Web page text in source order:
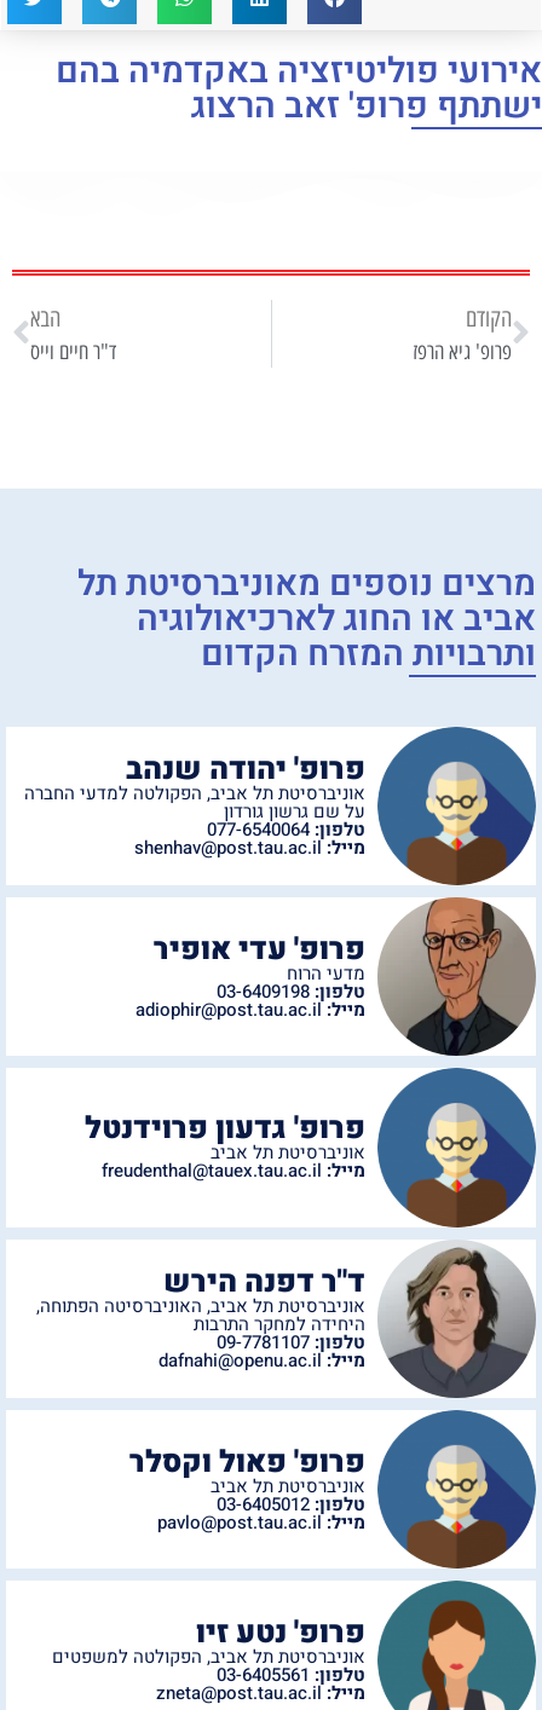
אירועי פוליטיזציה באקדמיה בהם
ישתתף פרופ' זאב הרצוג
הקודם
פרופ' גיא הרפז
הבא
ד"ר חיים וייס
מרצים נוספים מאוניברסיטת תל
אביבאו החוג לארכיאולוגיה
ותרבויות המזרח הקדום
פרופ' יהודה שנהב
אוניברסיטת תל אביב, הפקולטה למדעי החברה
על שם גרשון גורדון
טלפון: 077-6540064
מייל:shenhav@post.tau.ac.il
פרופ' עדי אופיר
מדעי הרוח
טלפון: 03-6409198
מייל:adiophir@post.tau.ac.il
פרופ' גדעון פרוידנטל
אוניברסיטת תל אביב
מייל: freudenthal@tauex.tau.ac.il
ד"ר דפנה הירש
אוניברסיטת תל אביב, האוניברסיטה הפתוחה,
היחידה למחקר התרבות
טלפון: 09-7781107
מייל:dafnahi@openu.ac.il
פרופ' פאול וקסלר
אוניברסיטת תל אביב
טלפון: 03-6405012
מייל:pavlo@post.tau.ac.il
פרופ' נטע זיו
אוניברסיטת תל אביב, הפקולטה למשפטים
טלפון:
מייל:zneta@post.tau.ac.il